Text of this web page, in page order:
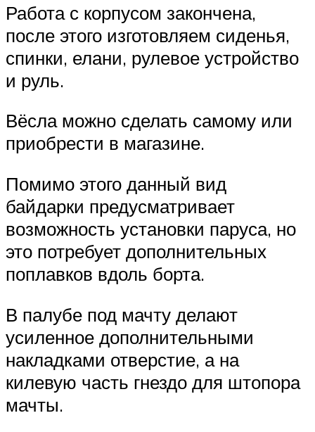
Работа с корпусом закончена,
после этого изготовляем сиденья,
спинки, елани, рулевое устройство
и руль.
Вёсла можно сделать самому или
приобрести в магазине.
Помимо этого данный вид
байдарки предусматривает
возможность установки паруса, но
это потребует дополнительных
поплавков вдоль борта.
В палубе под мачту делают
усиленное дополнительными
накладками отверстие, а на
килевую часть гнездо для штопора
мачты.